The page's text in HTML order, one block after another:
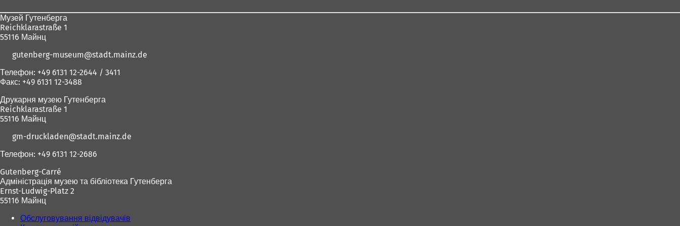
Музей Гутенберга
Reichklarastraße 1
55116 Майнц
gutenberg-museum
stadt.mainz de
Телефон: +49 6131 12-2644 / 3411
Факс: +49 6131 12-3488
Друкарня музею Гутенберга
Reichklarastraße 1
55116 Майнц
gm-druckladen
stadt.mainz de
Телефон: +49 6131 12-2686
Gutenberg-Carré
Адміністрація музею та бібліотека Гутенберга
Ernst-Ludwig-Platz 2
55116 Майнц
Обслуговування відвідувачів